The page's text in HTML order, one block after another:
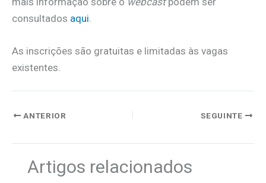
consultados aqui
As inscrições são gratuitas e limitadas às vagas
existentes.
ANTERIOR SEGUINTE
Artigos relacionados